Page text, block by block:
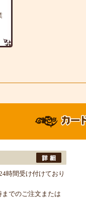
時間受け付けており
でのご注文または